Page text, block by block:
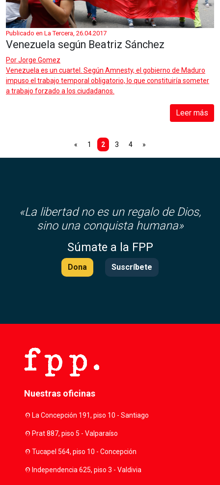
Publicado en La Tercera, 26.04.2017
Venezuela según Beatriz Sánchez
PorJorge Gomez
Venezuela es un cuartel. Según Amnesty, el gobierno de Maduro
impuso el trabajo temporal obligatorio, lo que constituiría someter
a trabajo forzado a los ciudadanos.
Leer más
« 1 2 3 4 »
«La libertad no es un regalo de Dios,
sino una conquista humana»
Súmate a la FPP
Dona Suscríbete
Nuestras oficinas
location_onLa Concepción 191, piso 10 - Santiago
location_onPrat 887, piso 5 - Valparaíso
location_onTucapel 564, piso 10 - Concepción
location_onIndependencia 625, piso 3 - Valdivia